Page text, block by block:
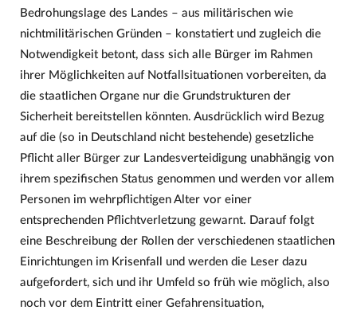
Bedrohungslage des Landes – aus militärischen wie
nichtmilitärischen Gründen – konstatiert und zugleich die
Notwendigkeit betont, dass sich alle Bürger im Rahmen
ihrer Möglichkeiten auf Notfallsituationen vorbereiten, da
die staatlichen Organe nur die Grundstrukturen der
Sicherheit bereitstellen könnten. Ausdrücklich wird Bezug
auf die (so in Deutschland nicht bestehende) gesetzliche
Pflicht aller Bürger zur Landesverteidigung unabhängig von
ihrem spezifischen Status genommen und werden vor allem
Personen im wehrpflichtigen Alter vor einer
entsprechenden Pflichtverletzung gewarnt. Darauf folgt
eine Beschreibung der Rollen der verschiedenen staatlichen
Einrichtungen im Krisenfall und werden die Leser dazu
aufgefordert, sich und ihr Umfeld so früh wie möglich, also
noch vor dem Eintritt einer Gefahrensituation,